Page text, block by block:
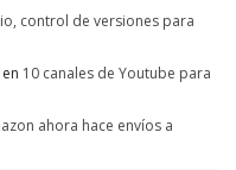
control de versiones para
en 10 canales de Youtube para
ahora hace envíos a